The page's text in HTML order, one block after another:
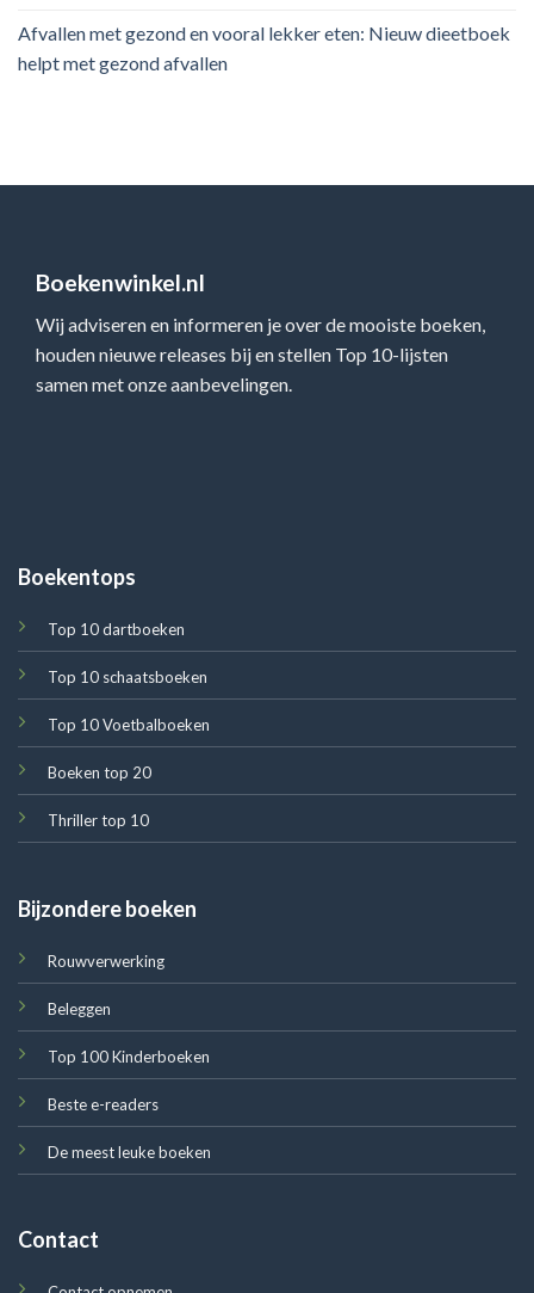
Afvallen met gezond en vooral lekker eten: Nieuw dieetboek
helpt met gezond afvallen
Boekenwinkel.nl
Wij adviseren en informeren je over de mooiste boeken,
houden nieuwe releases bij en stellen Top 10-lijsten
samen met onze aanbevelingen.
Boekentops
Top 10 dartboeken
Top 10 schaatsboeken
Top 10 Voetbalboeken
Boeken top 20
Thriller top 10
Bijzondere boeken
Rouwverwerking
Beleggen
Top 100 Kinderboeken
Beste e-readers
De meest leuke boeken
Contact